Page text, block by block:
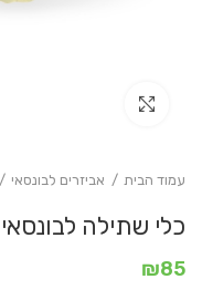
עמוד הבית אביזרים לבונסאי
כלי שתילה לבונסאי
₪85